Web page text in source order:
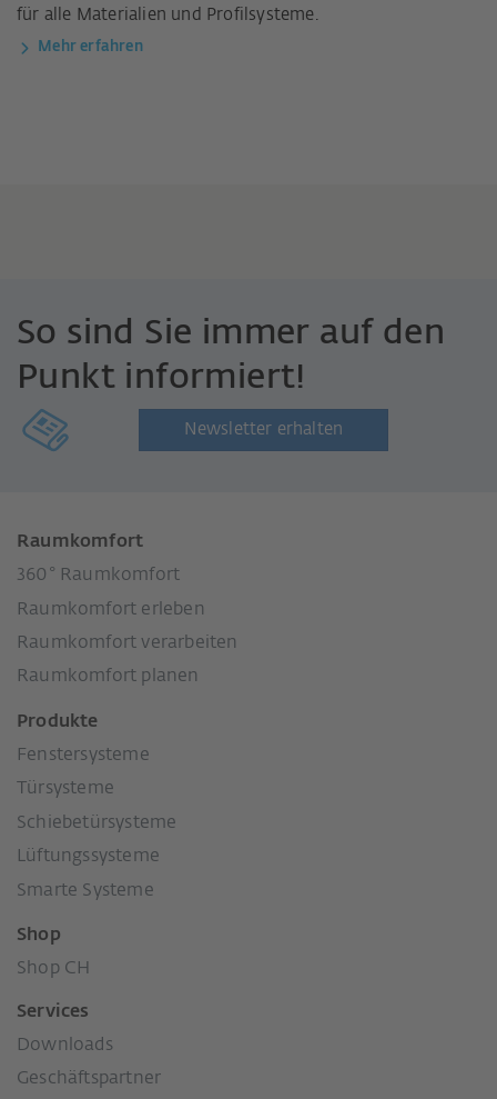
für alle Materialien und Profilsysteme.
Mehr erfahren
So sind Sie immer auf den
Punkt informiert!
Newsletter erhalten
Raumkomfort
360° Raumkomfort
Raumkomfort erleben
Raumkomfort verarbeiten
Raumkomfort planen
Produkte
Fenstersysteme
Türsysteme
Schiebetürsysteme
Lüftungssysteme
Smarte Systeme
Shop
Shop CH
Services
Downloads
Geschäftspartner